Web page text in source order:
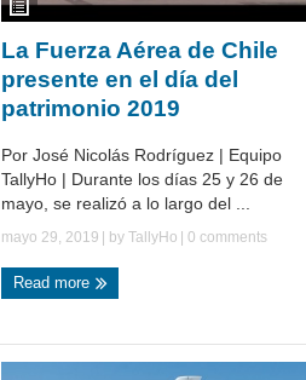
La Fuerza Aérea de Chile
presente en el día del
patrimonio 2019
Por José Nicolás Rodríguez | Equipo
TallyHo | Durante los días 25 y 26 de
mayo, se realizó a lo largo del ...
mayo 29, 2019 | by TallyHo | 0 comments
Read more